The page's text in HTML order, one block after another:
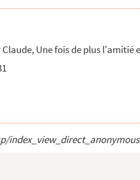
Claude, Une fois de plus l'amitié